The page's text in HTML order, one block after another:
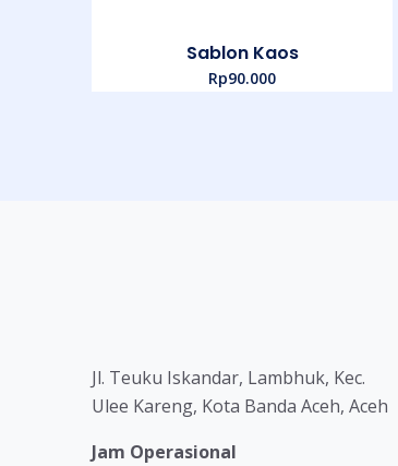
Sablon Kaos
Rp90.000
Jl. Teuku Iskandar, Lambhuk, Kec.
Ulee Kareng, Kota Banda Aceh, Aceh
Jam Operasional